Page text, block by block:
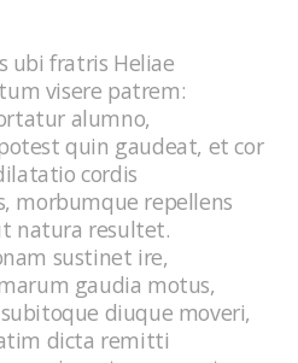
ubi fratris Heliae
visere patrem:
alumno,
quin gaudeat, et cor
cordis
morbumque repellens
natura resultet.
sustinet ire,
gaudia motus,
diuque moveri,
dicta remitti